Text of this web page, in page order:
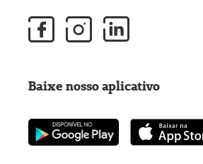
Baixe nosso aplicativo